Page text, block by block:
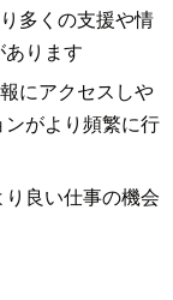
多くの支援や情
ります
にアクセスしや
がより頻繁に行
良い仕事の機会